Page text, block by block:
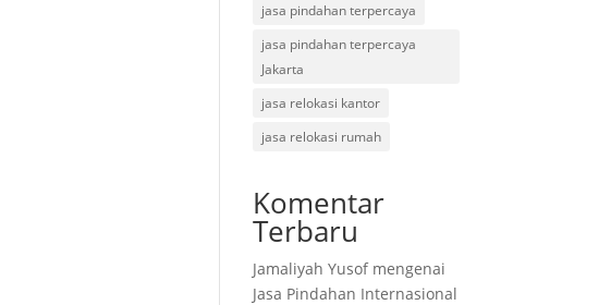
jasa pindahan terpercaya
jasa pindahan terpercaya
Jakarta
jasa relokasi kantor
jasa relokasi rumah
Komentar
Terbaru
Jamaliyah Yusofmengenai
Jasa Pindahan Internasional